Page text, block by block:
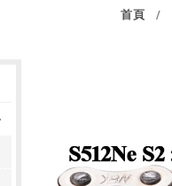
首頁